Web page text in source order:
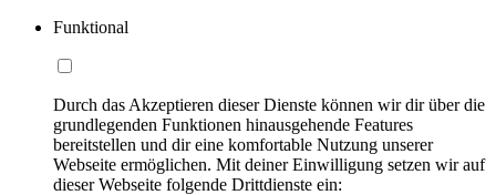
Funktional
Durch das Akzeptieren dieser Dienste können wir dir über die
grundlegenden Funktionen hinausgehende Features
bereitstellen und dir eine komfortable Nutzung unserer
Webseite ermöglichen. Mit deiner Einwilligung setzen wir auf
dieser Webseite folgende Drittdienste ein: